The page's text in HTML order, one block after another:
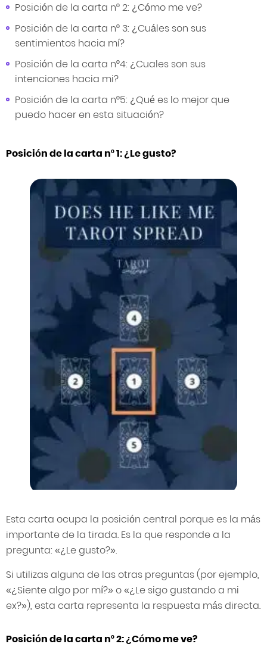
Posición de la carta nº 2: ¿Cómo me ve?
Posición de la carta nº 3: ¿Cuáles son sus
sentimientos hacia mí?
Posición de la carta nº4: ¿Cuales son sus
intenciones hacia mi?
Posición de la carta nº5: ¿Qué es lo mejor que
puedo hacer en esta situación?
Posición de la carta nº 1: ¿Le gusto?
Esta carta ocupa la posición central porque es la más
importante de la tirada. Es la que responde a la
pregunta: «¿Le gusto?».
Si utilizas alguna de las otras preguntas (por ejemplo,
«¿Siente algo por mí?» o «¿Le sigo gustando a mi
ex?»), esta carta representa la respuesta más directa.
Posición de la carta nº 2: ¿Cómo me ve?